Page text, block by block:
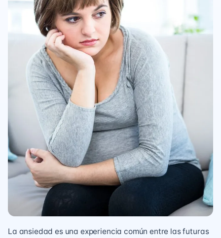
La ansiedad es una experiencia común entre las futuras